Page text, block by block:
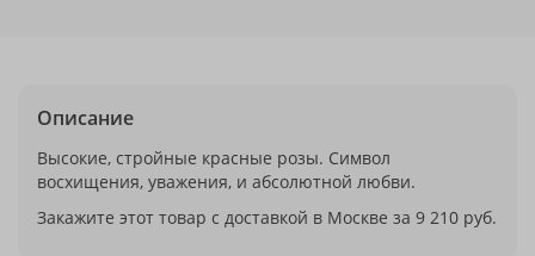
Описание
Высокие, стройные красные розы. Символ
восхищения, уважения, и абсолютной любви.
Закажите этот товар с доставкой в Москве за 9 210 руб.